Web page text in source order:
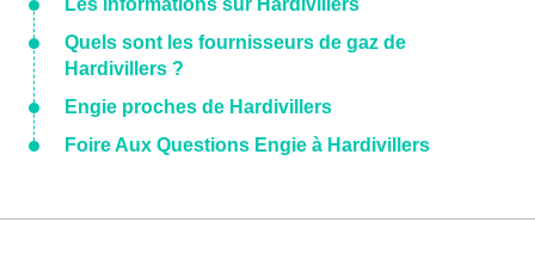
Les informations sur Hardivillers
Quels sont les fournisseurs de gaz de
Hardivillers ?
Engie proches de Hardivillers
Foire Aux Questions Engie à Hardivillers